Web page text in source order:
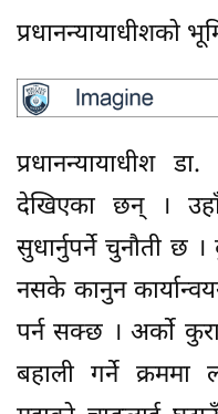
प्रधानन्यायाधीशको
प्रधानन्यायाधीश
देखिएका छन् ।
सुधार्नुपर्ने चुनौती छ
नसके कानुन
पर्न सक्छ । अर्को
बहाली गर्ने क्रममा